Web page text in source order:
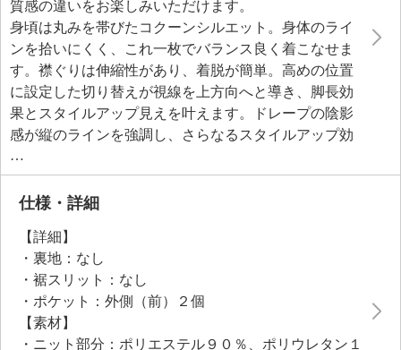
質感の違いをお楽しみいただけます。
身頃は丸みを帯びたコクーンシルエット。身体のライ
ンを拾いにくく、これ一枚でバランス良く着こなせま
す。襟ぐりは伸縮性があり、着脱が簡単。高めの位置
に設定した切り替えが視線を上方向へと導き、脚長効
果とスタイルアップ見えを叶えます。ドレープの陰影
感が縦のラインを強調し、さらなるスタイルアップ効
果も。
仕様・詳細
【詳細】
・裏地：なし
・裾スリット：なし
・ポケット：外側（前）２個
【素材】
・ニット部分：ポリエステル９０％、ポリウレタン１